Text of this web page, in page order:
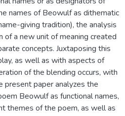
names of Beowulf as dithematic
giving tradition), the analysis
of a new unit of meaning created
concepts. Juxtaposing this
as well as with aspects of
of the blending occurs, with
present paper analyzes the
Beowulf as functional names,
themes of the poem, as well as